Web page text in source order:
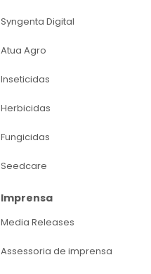
Syngenta Digital
Atua Agro
Inseticidas
Herbicidas
Fungicidas
Seedcare
Imprensa
Media Releases
Assessoria de imprensa